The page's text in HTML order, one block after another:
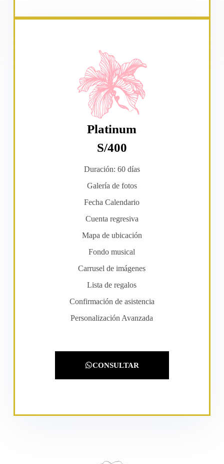
Platinum
S/400
Duración: 60 días
Galería de fotos
Fecha Calendario
Cuenta regresiva
Mapa de ubicación
Fondo musical
Carrusel de imágenes
Lista de regalos
Confirmación de asistencia
Personalización Avanzada
CONSULTAR